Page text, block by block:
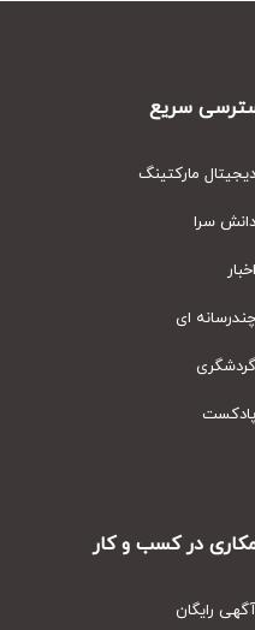
سریع
مارکتینگ
سرا
ای
در کسب و کار
رایگان